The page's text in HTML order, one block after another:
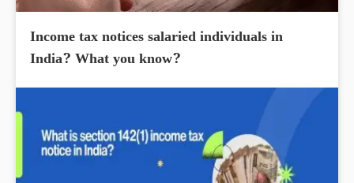
Income tax notices salaried individuals in
India? What you know?